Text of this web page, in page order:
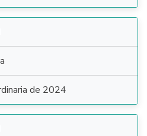
de 2024